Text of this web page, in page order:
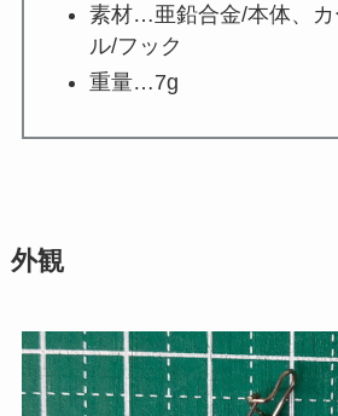
素材…亜鉛合金/本体、カ
ル/フック
重量…7g
外観